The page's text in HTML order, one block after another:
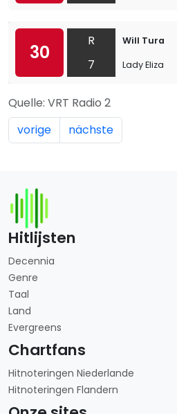
30
R
7
Will Tura
Lady Eliza
Quelle: VRT Radio 2
vorige
nächste
Hitlijsten
Decennia
Genre
Taal
Land
Evergreens
Chartfans
Hitnoteringen Niederlande
Hitnoteringen Flandern